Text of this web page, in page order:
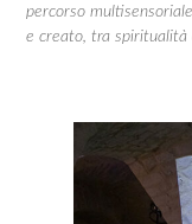
percorso
e creato, tra spiritualità